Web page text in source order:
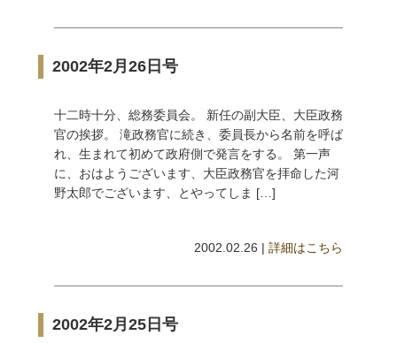
2002年2月26日号
十二時十分、総務委員会。 新任の副大臣、大臣政務
官の挨拶。 滝政務官に続き、委員長から名前を呼ば
れ、生まれて初めて政府側で発言をする。 第一声
に、おはようございます、大臣政務官を拝命した河
野太郎でございます、とやってしま […]
2002.02.26 |詳細はこちら
2002年2月25日号